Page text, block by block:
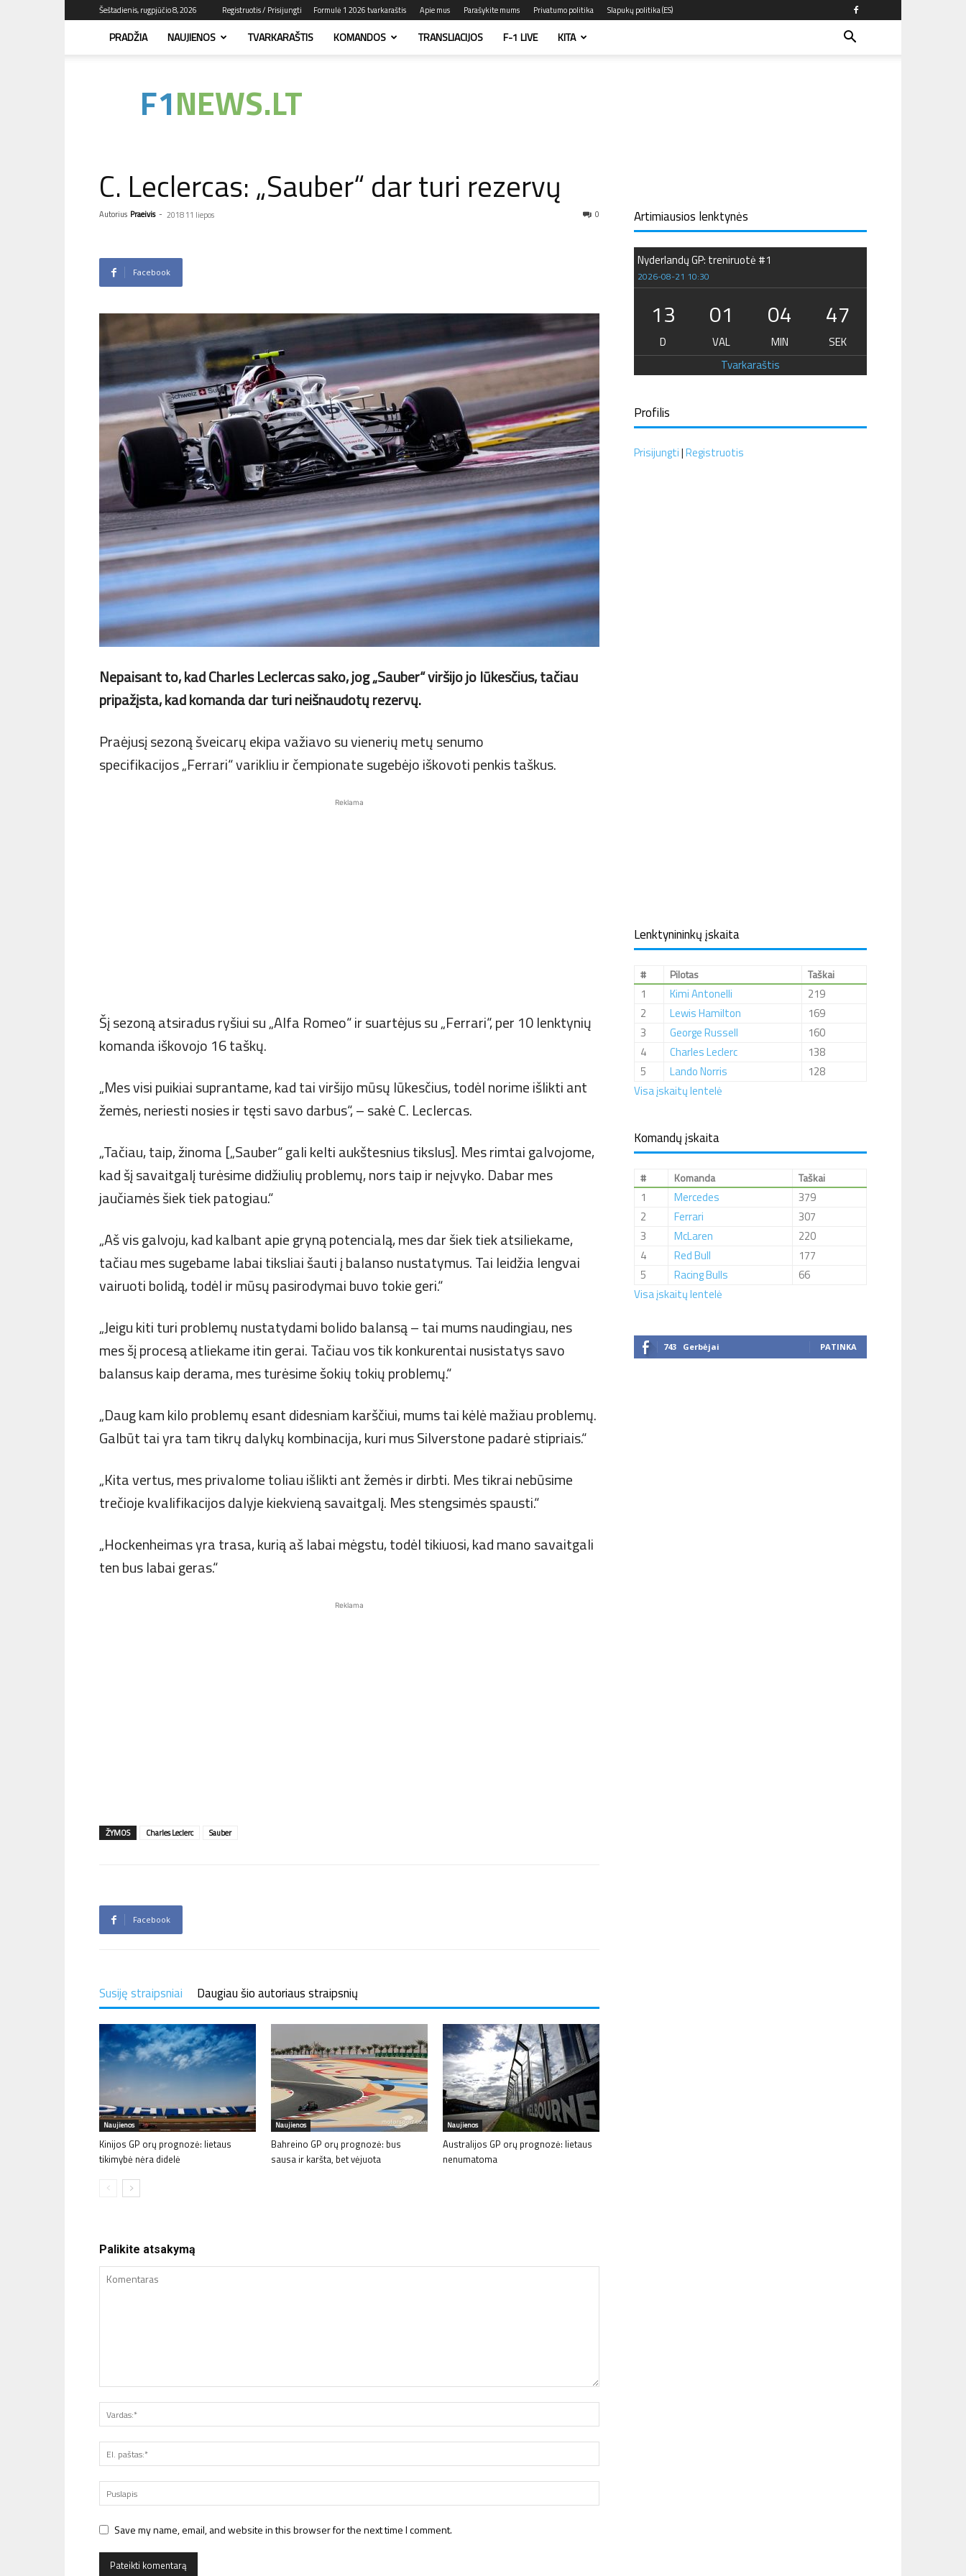
Šeštadienis, rugpjūčio 8, 2026 Registruotis / Prisijungti Formulė 1 2026 tvarkaraštis Apie mus Parašykite mums Privatumo politika Slapukų politika (ES)
PRADŽIA NAUJIENOS TVARKARAŠTIS KOMANDOS TRANSLIACIJOS F-1 LIVE KITA
sužinok
C. Leclercas: „Sauber“ dar turi rezervų
Autorius Praeivis - 2018 11 liepos 0
Facebook
Nepaisant to, kad Charles Leclercas sako, jog „Sauber“ viršijo jo lūkesčius, tačiau
pripažįsta, kad komanda dar turi neišnaudotų rezervų.
Praėjusį sezoną šveicarų ekipa važiavo su vienerių metų senumo
specifikacijos „Ferrari“ varikliu ir čempionate sugebėjo iškovoti penkis taškus.
Reklama
Šį sezoną atsiradus ryšiui su „Alfa Romeo“ ir suartėjus su „Ferrari“, per 10 lenktynių
komanda iškovojo 16 taškų.
„Mes visi puikiai suprantame, kad tai viršijo mūsų lūkesčius, todėl norime išlikti ant
žemės, neriesti nosies ir tęsti savo darbus“, – sakė C. Leclercas.
„Tačiau, taip, žinoma [„Sauber“ gali kelti aukštesnius tikslus]. Mes rimtai galvojome,
kad šį savaitgalį turėsime didžiulių problemų, nors taip ir neįvyko. Dabar mes
jaučiamės šiek tiek patogiau.“
„Aš vis galvoju, kad kalbant apie gryną potencialą, mes dar šiek tiek atsiliekame,
tačiau mes sugebame labai tiksliai šauti į balanso nustatymus. Tai leidžia lengvai
vairuoti bolidą, todėl ir mūsų pasirodymai buvo tokie geri.“
„Jeigu kiti turi problemų nustatydami bolido balansą – tai mums naudingiau, nes
mes šį procesą atliekame itin gerai. Tačiau vos tik konkurentai nusistatys savo
balansus kaip derama, mes turėsime šokių tokių problemų.“
„Daug kam kilo problemų esant didesniam karščiui, mums tai kėlė mažiau problemų.
Galbūt tai yra tam tikrų dalykų kombinacija, kuri mus Silverstone padarė stipriais.“
„Kita vertus, mes privalome toliau išlikti ant žemės ir dirbti. Mes tikrai nebūsime
trečioje kvalifikacijos dalyje kiekvieną savaitgalį. Mes stengsimės spausti.“
„Hockenheimas yra trasa, kurią aš labai mėgstu, todėl tikiuosi, kad mano savaitgali
ten bus labai geras.“
Reklama
ŽYMOS Charles Leclerc Sauber
Facebook
Susiję straipsniai Daugiau šio autoriaus straipsnių
Naujienos
Kinijos GP orų prognozė: lietaus
tikimybė nėra didelė
Naujienos
Bahreino GP orų prognozė: bus
sausa ir karšta, bet vėjuota
Naujienos
Australijos GP orų prognozė: lietaus
nenumatoma
Palikite atsakymą
Save my name, email, and website in this browser for the next time I comment.
Artimiausios lenktynės
Nyderlandų GP: treniruotė #1
2026-08-21 10:30
13
D
01
VAL
04
MIN
46
SEK
Tvarkaraštis
Profilis
Prisijungti|Registruotis
Lenktynininkų įskaita
# Pilotas Taškai
1 Kimi Antonelli
219
2
Lewis Hamilton
169
3
George Russell
160
4
Charles Leclerc
138
5
Lando Norris
128
Visa įskaitų lentelė
Komandų įskaita
# Komanda Taškai
1 Mercedes
379
2
Ferrari
307
3
McLaren
220
4
Red Bull
177
5
Racing Bulls
66
Visa įskaitų lentelė
743 Gerbėjai PATINKA